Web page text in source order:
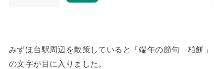
みずほ台駅周辺を散策していると「端午の節句 柏餅」
の文字が目に入りました。